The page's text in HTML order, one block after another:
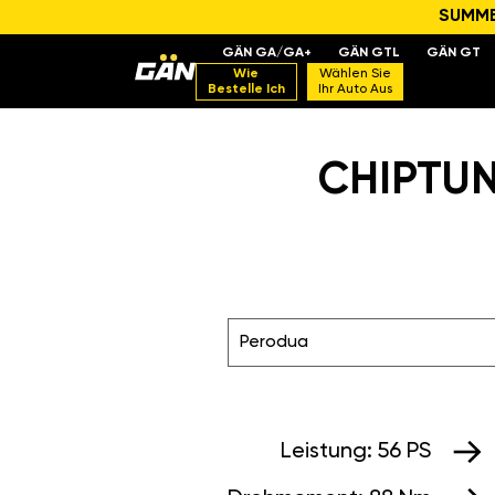
GÄN GA/GA+ GÄN GTL
GÄN GT
Wie
Bestelle Ich
Wählen Sie
Ihr Auto Aus
Perodua
Leistung: 56 PS